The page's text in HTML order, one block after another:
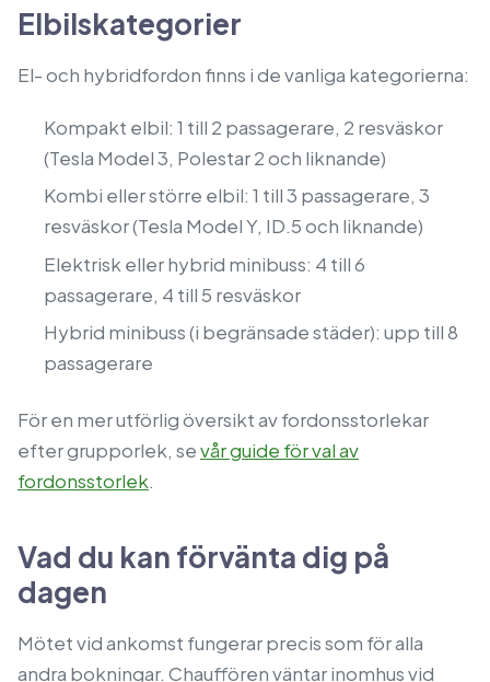
Elbilskategorier
El- och hybridfordon finns i de vanliga kategorierna:
Kompakt elbil: 1 till 2 passagerare, 2 resväskor
(Tesla Model 3, Polestar 2 och liknande)
Kombi eller större elbil: 1 till 3 passagerare, 3
resväskor (Tesla Model Y, ID.5 och liknande)
Elektrisk eller hybrid minibuss: 4 till 6
passagerare, 4 till 5 resväskor
Hybrid minibuss (i begränsade städer): upp till 8
passagerare
För en mer utförlig översikt av fordonsstorlekar
efter grupporlek, sevår guide för val av
fordonsstorlek.
Vad du kan förvänta dig på
dagen
Mötet vid ankomst fungerar precis som för alla
andra bokningar. Chauffören väntar inomhus vid